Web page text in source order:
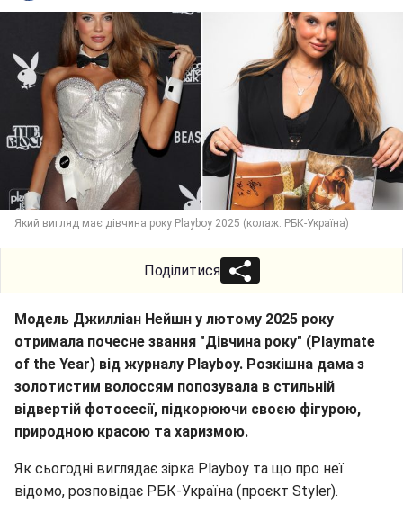
Який вигляд має дівчина року Playboy 2025 (колаж: РБК-Україна)
Поділитися
Модель Джилліан Нейшн у лютому 2025 року
отримала почесне звання "Дівчина року" (Playmate
of the Year) від журналу Playboy. Розкішна дама з
золотистим волоссям попозувала в стильній
відвертій фотосесії, підкорюючи своєю фігурою,
природною красою та харизмою.
Як сьогодні виглядає зірка Playboy та що про неї
відомо, розповідає РБК-Україна (проєкт Styler).